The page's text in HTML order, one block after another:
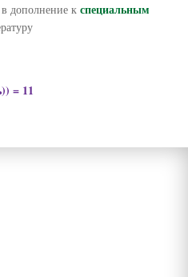
дополнение к специальным
= 11